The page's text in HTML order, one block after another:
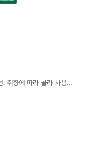
9가지 생약 성분, 만성 비염과 축농증 질환 개선. 취향에 따라 골라 사용하는 2가지 타입.